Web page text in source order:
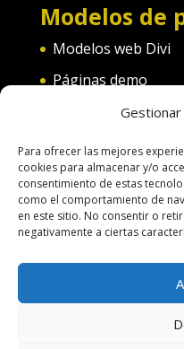
Para ofrecer las mejores
cookies para almacenar y/o
consentimiento de estas
como el comportamiento de
en este sitio. No consentir o
negativamente a ciertas
Modelos de
Modelos web Divi
Páginas demo
Web convento
Web diferentes
Terminos de uso